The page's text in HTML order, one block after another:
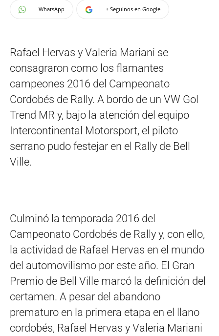
WhatsApp + Seguinos en Google
Rafael Hervas y Valeria Mariani se
consagraron como los flamantes
campeones 2016 del Campeonato
Cordobés de Rally. A bordo de un VW Gol
Trend MR y, bajo la atención del equipo
Intercontinental Motorsport, el piloto
serrano pudo festejar en el Rally de Bell
Ville.
Culminó la temporada 2016 del
Campeonato Cordobés de Rally y, con ello,
la actividad de Rafael Hervas en el mundo
del automovilismo por este año. El Gran
Premio de Bell Ville marcó la definición del
certamen. A pesar del abandono
prematuro en la primera etapa en el llano
cordobés, Rafael Hervas y Valeria Mariani